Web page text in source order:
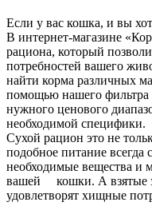
Если у вас кошка, и вы
В интернет-магазине
рациона, который
потребностей вашего
найти корма различных
помощью нашего фильтра
нужного ценового
необходимой специфики.
Сухой рацион это не
подобное питание всегда
необходимые вещества и
вашей кошки. А взятые
удовлетворят хищные